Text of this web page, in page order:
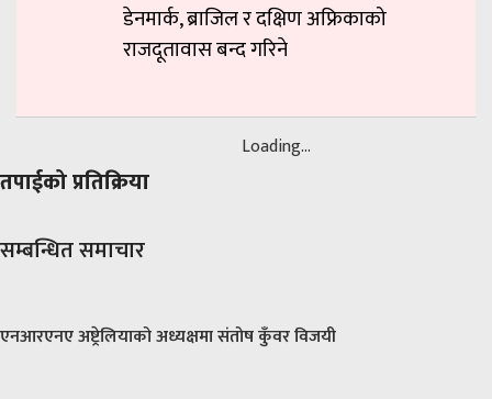
डेनमार्क, ब्राजिल र दक्षिण अफ्रिकाको
राजदूतावास बन्द गरिने
तपाईको प्रतिक्रिया
Loading...
सम्बन्धित समाचार
एनआरएनए अष्ट्रेलियाको अध्यक्षमा संतोष कुँवर विजयी